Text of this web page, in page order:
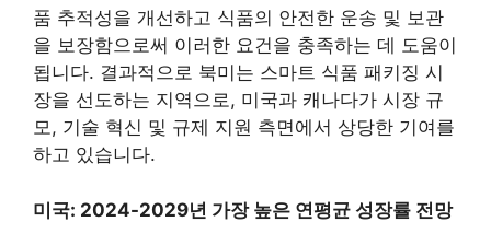
품 추적성을 개선하고 식품의 안전한 운송 및 보관
을 보장함으로써 이러한 요건을 충족하는 데 도움이
됩니다. 결과적으로 북미는 스마트 식품 패키징 시
장을 선도하는 지역으로, 미국과 캐나다가 시장 규
모, 기술 혁신 및 규제 지원 측면에서 상당한 기여를
하고 있습니다.
미국: 2024-2029년 가장 높은 연평균 성장률 전망